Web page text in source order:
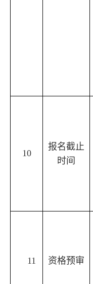
10
报名截止
时间
11 资格预审